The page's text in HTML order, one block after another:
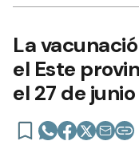
La
el Este
el 27 de junio